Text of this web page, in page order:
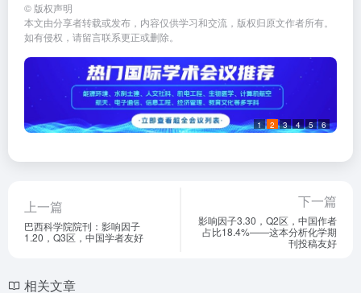
© 版权声明
本文由分享者转载或发布，内容仅供学习和交流，版权归原文作者所有。
如有侵权，请留言联系更正或删除。
1 2 3 4 5 6
上一篇
巴西科学院院刊：影响因子
1.20，Q3区，中国学者友好
下一篇
影响因子3.30，Q2区，中国作者
占比18.4%——这本分析化学期
刊投稿友好
相关文章